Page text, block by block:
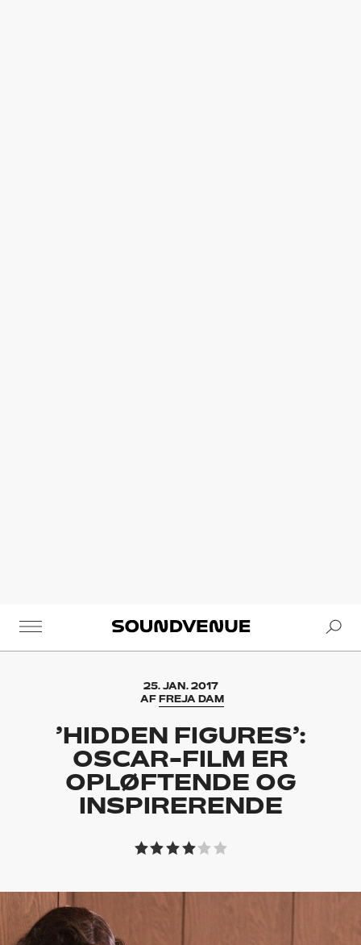
Soundvenue
25. JAN. 2017
AFFREJA DAM
’HIDDEN FIGURES’:
OSCAR-FILM ER
OPLØFTENDE OG
INSPIRERENDE